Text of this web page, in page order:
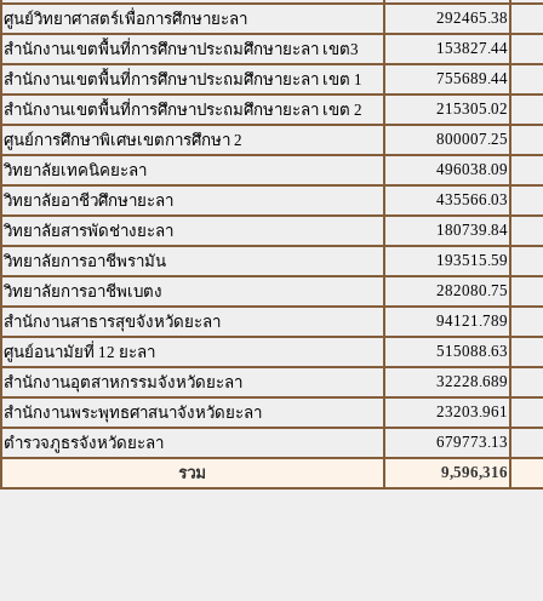
ศูนย์วิทยาศาสตร์เพื่อการศึกษายะลา
292465.38
สำนักงานเขตพื้นที่การศึกษาประถมศึกษายะลา เขต3
153827.44
สำนักงานเขตพื้นที่การศึกษาประถมศึกษายะลา เขต 1
755689.44
สำนักงานเขตพื้นที่การศึกษาประถมศึกษายะลา เขต 2
215305.02
ศูนย์การศึกษาพิเศษเขตการศึกษา 2
800007.25
วิทยาลัยเทคนิคยะลา
496038.09
วิทยาลัยอาชีวศึกษายะลา
435566.03
วิทยาลัยสารพัดช่างยะลา
180739.84
วิทยาลัยการอาชีพรามัน
193515.59
วิทยาลัยการอาชีพเบตง
282080.75
สำนักงานสาธารสุขจังหวัดยะลา
94121.789
ศูนย์อนามัยที่ 12 ยะลา
515088.63
สำนักงานอุตสาหกรรมจังหวัดยะลา
32228.689
สำนักงานพระพุทธศาสนาจังหวัดยะลา
23203.961
ตำรวจภูธรจังหวัดยะลา
679773.13
รวม
9,596,316